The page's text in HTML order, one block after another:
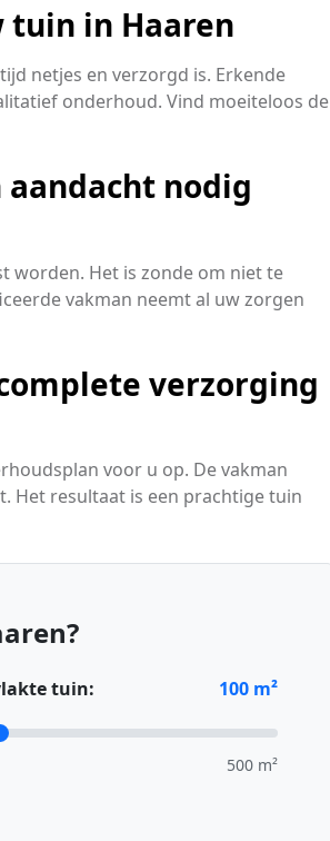
tuin in Haaren
netjes en verzorgd is. Erkende
onderhoud. Vind moeiteloos de
nodig
worden. Het is zonde om niet te
vakman neemt al uw zorgen
verzorging
voor u op. De vakman
Het resultaat is een prachtige tuin
tuin: 100 m²
500 m²